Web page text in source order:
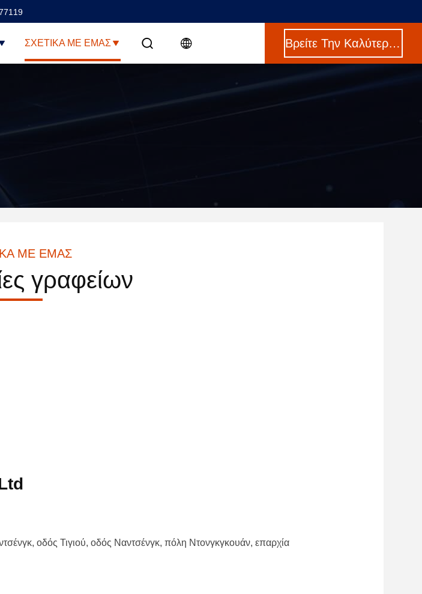
ΣΧΕΤΙΚΆ ΜΕ ΕΜΆΣ Βρείτε Την Καλύτερη Τιμή
ΜΕ ΕΜΆΣ
γραφείων
οδός Τιγιού, οδός Ναντσένγκ, πόλη Ντονγκγκουάν, επαρχία